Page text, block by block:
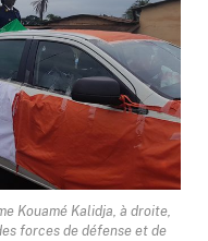
Kouamé Kalidja, à droite,
forces de défense et de